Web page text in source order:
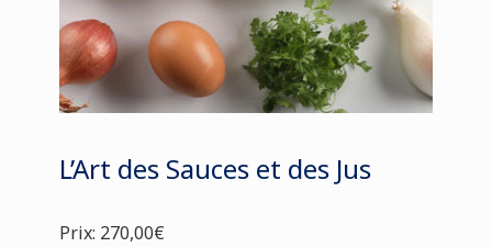
L’Art des Sauces et des Jus
Prix: 270,00€